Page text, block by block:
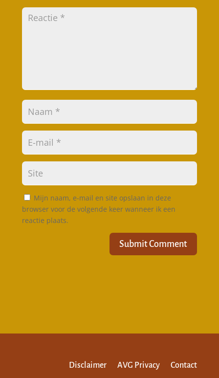
Mijn naam, e-mail en site opslaan in deze
browser voor de volgende keer wanneer ik een
reactie plaats.
Submit Comment
Disclaimer AVG Privacy Contact